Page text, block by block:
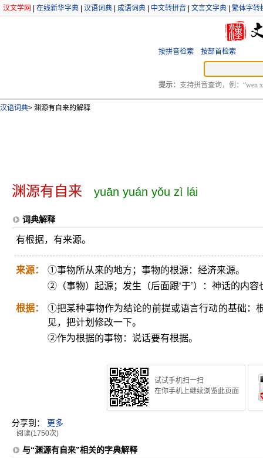
汉文学网 在线新华字典 汉语词典 成语词典 中文转拼音 文言文字典 繁体字转
按拼音检索 按部首检索
提示： 支持拼音查询，例：“wen
汉语词典> 渊源有自来的解释
渊源有自来 yuān yuán yǒu zì lái
词典解释
有根据，有来源。
来源：
①事物所从来的地方；事物的根源：经济来源。
②（事物）起源；发生（后面跟‘于’）：神话的内容
根据：
①把某种事物作为结论的前提或语言行动的基础：
见，把计划修改一下。
②作为根据的事物：说话要有根据。
试试手机扫一扫
在你手机上继续浏览此页面
分享到： 更多
阅读(1750次)
与“渊源有自来”相关的字典解释